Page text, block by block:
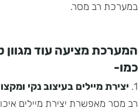
במערכת רב מסר.
המערכת מציעה עוד מגוון
כמו-
1. יצירת מיילים בעיצוב נקי
רב מסר מאפשרת יצירת מיילים